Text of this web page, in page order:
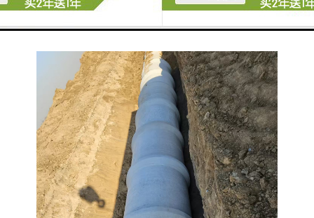
情况下进行管道铺设。这种施工方式不仅减少了工程对
地面的破坏，还提高了施工效率。